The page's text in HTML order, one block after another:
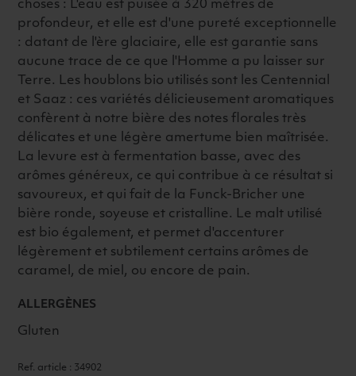
choses : L'eau est puisée à 320 mètres de
profondeur, et elle est d'une pureté exceptionnelle
: datant de l'ère glaciaire, elle est garantie sans
aucune trace de ce que l'Homme a pu laisser sur
Terre. Les houblons bio utilisés sont les Centennial
et Saaz : ces variétés délicieusement aromatiques
confèrent à notre bière des notes florales très
délicates et une légère amertume bien maîtrisée.
La levure est à fermentation basse, avec des
arômes généreux, ce qui contribue à ce résultat si
savoureux, et qui fait de la Funck-Bricher une
bière ronde, soyeuse et cristalline. Le malt utilisé
est bio également, et permet d'accenturer
légèrement et subtilement certains arômes de
caramel, de miel, ou encore de pain.
ALLERGÈNES
Gluten
Ref. article : 34902